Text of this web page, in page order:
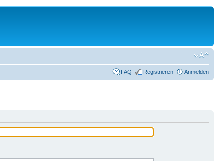
FAQ Registrieren Anmelden